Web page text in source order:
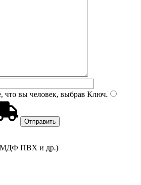
что вы человек, выбрав Ключ.
МДФ ПВХ и др.)